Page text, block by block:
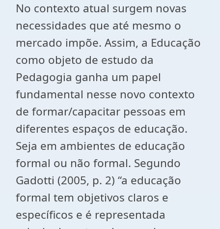
No contexto atual surgem novas
necessidades que até mesmo o
mercado impõe. Assim, a Educação
como objeto de estudo da
Pedagogia ganha um papel
fundamental nesse novo contexto
de formar/capacitar pessoas em
diferentes espaços de educação.
Seja em ambientes de educação
formal ou não formal. Segundo
Gadotti (2005, p. 2) “a educação
formal tem objetivos claros e
específicos e é representada